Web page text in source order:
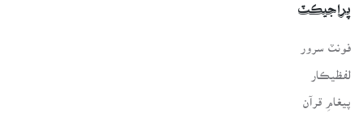
پراجيڪٽ
فونٽ سرور
لفظيڪار
پيغامِ قرآن